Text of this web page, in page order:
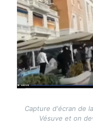
Capture d'écran de
Vésuve et on